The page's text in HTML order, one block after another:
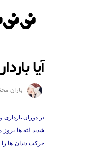
آیا
باران
در دوران بارداری
شدید لثه ها بروز